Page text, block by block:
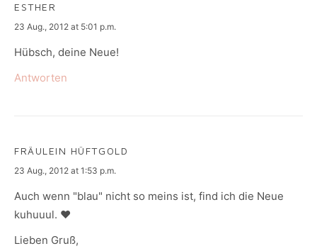
ESTHER
says:
23 Aug., 2012 at 5:01 p.m.
Hübsch, deine Neue!
Antworten
FRÄULEIN HÜFTGOLD
says:
23 Aug., 2012 at 1:53 p.m.
Auch wenn "blau" nicht so meins ist, find ich die Neue
kuhuuul. ♥
Lieben Gruß,